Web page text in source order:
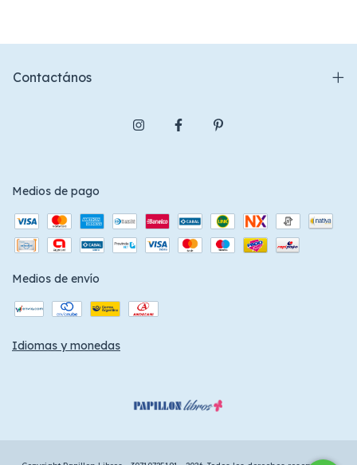
Contactános
Medios de pago
Medios de envío
Idiomas y monedas